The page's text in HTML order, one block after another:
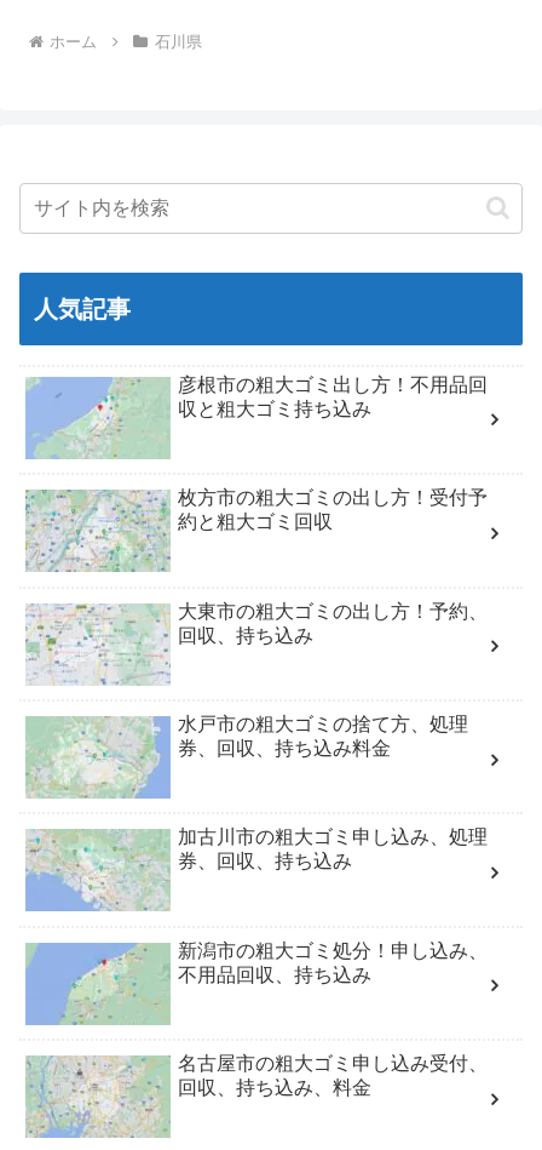
ホーム 石川県
人気記事
彦根市の粗大ゴミ出し方！不用品回
収と粗大ゴミ持ち込み
枚方市の粗大ゴミの出し方！受付予
約と粗大ゴミ回収
大東市の粗大ゴミの出し方！予約、
回収、持ち込み
水戸市の粗大ゴミの捨て方、処理
券、回収、持ち込み料金
加古川市の粗大ゴミ申し込み、処理
券、回収、持ち込み
新潟市の粗大ゴミ処分！申し込み、
不用品回収、持ち込み
名古屋市の粗大ゴミ申し込み受付、
回収、持ち込み、料金